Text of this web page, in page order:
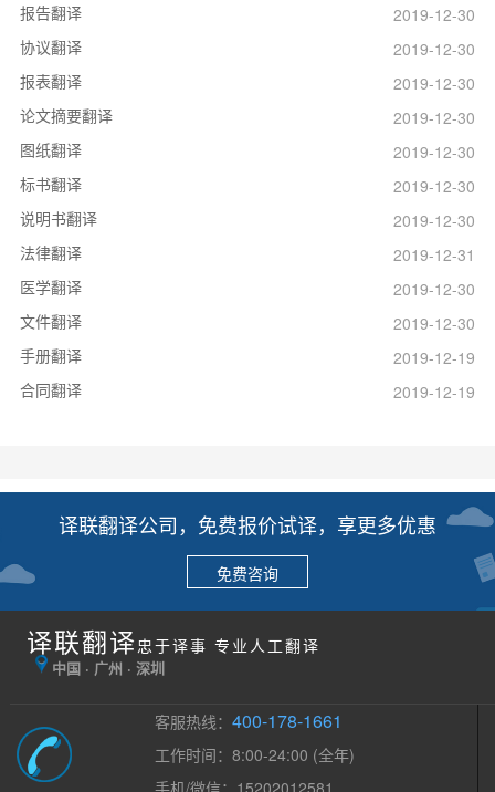
报告翻译
2019-12-30
协议翻译
2019-12-30
报表翻译
2019-12-30
论文摘要翻译
2019-12-30
图纸翻译
2019-12-30
标书翻译
2019-12-30
说明书翻译
2019-12-30
法律翻译
2019-12-31
医学翻译
2019-12-30
文件翻译
2019-12-30
手册翻译
2019-12-19
合同翻译
2019-12-19
译联翻译公司，免费报价试译，享更多优惠
免费咨询
译联翻译 忠于译事 专业人工翻译
中国 · 广州 · 深圳
客服热线：400-178-1661
工作时间：8:00-24:00 (全年)